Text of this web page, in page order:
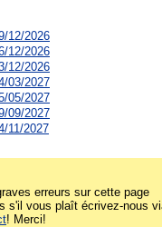
12/2026
12/2026
12/2026
03/2027
05/2027
09/2027
11/2027
erreurs sur cette page
s'il vous plaît écrivez-nous
! Merci!